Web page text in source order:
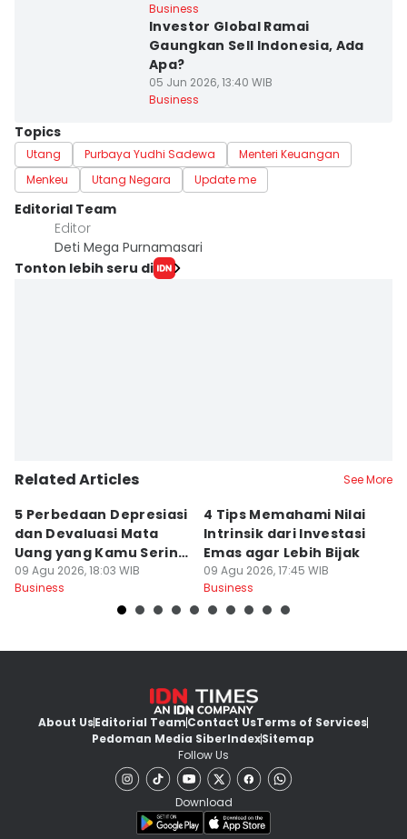
Business
Investor Global Ramai
Gaungkan Sell Indonesia, Ada
Apa?
05 Jun 2026, 13:40 WIB
Business
Topics
Utang Purbaya Yudhi Sadewa
Menteri Keuangan
Menkeu
Utang Negara Update me
Editorial Team
Editor
Deti Mega Purnamasari
Tonton lebih seru di
Related Articles See More
5 Perbedaan Depresiasi
dan Devaluasi Mata
Uang yang Kamu Sering
Keliru
09 Agu 2026, 18:03 WIB
Business
4 Tips Memahami Nilai
Intrinsik dari Investasi
Emas agar Lebih Bijak
09 Agu 2026, 17:45 WIB
Business
About UsEditorial TeamContact UsTerms of Services
Pedoman Media SiberIndexSitemap
Follow Us
Download